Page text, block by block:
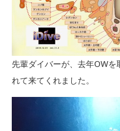
先輩ダイバーが、去年OW
れて来てくれました。